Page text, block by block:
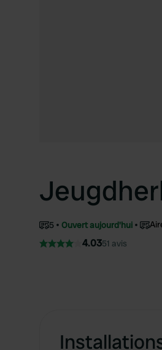
5 Ouvert aujourd'hui
4.0351 avis